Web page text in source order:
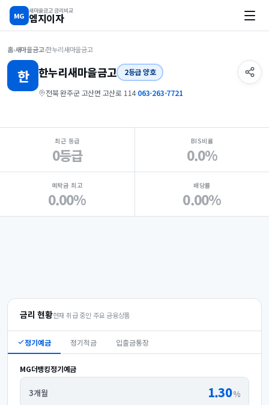
MG
새마을금고 금리비교
엠지이자
홈›새마을금고›한누리새마을금고
한 한누리새마을금고 2등급 양호
전북 완주군 고산면 고산로 114·063-263-7721
지점 핵심 지표 요약
최근 등급
0등급
BIS비율
0.0%
예탁금 최고
0.00%
배당률
0.00%
금리 현황현재 취급 중인 주요 금융상품
정기예금 정기적금 입출금통장
MG더뱅킹정기예금
3개월 1.30%